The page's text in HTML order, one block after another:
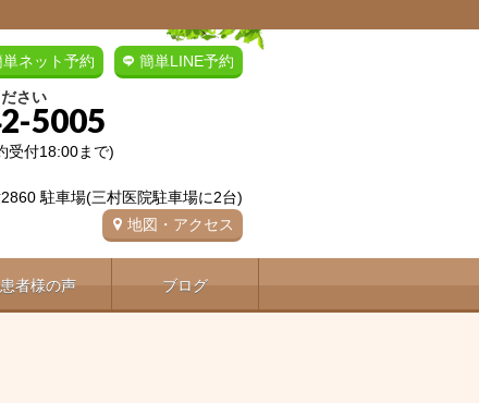
簡単LINE予約
単ネット予約
さい
5005
受付18:00まで)
駐車場(三村医院駐車場に2台)
地図・アクセス
患者様の声 ブログ